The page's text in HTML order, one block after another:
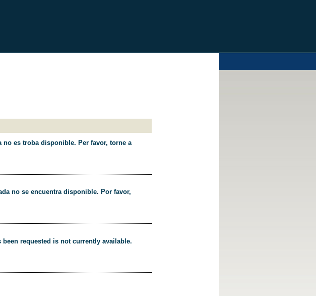
es troba disponible. Per favor, torne a
no se encuentra disponible. Por favor,
requested is not currently available.